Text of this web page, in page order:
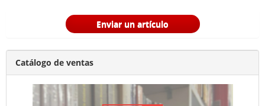
Enviar un artículo
Catálogo de ventas